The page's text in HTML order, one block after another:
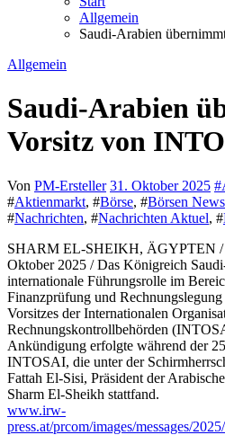
Allgemein
Saudi-Arabien
Allgemein
Saudi-Arabien
Vorsitz von
Von PM-Ersteller 31. Oktober 2025 #
#Aktienmarkt, #Börse, #Börsen News
#Nachrichten, #Nachrichten Aktuel, #
SHARM EL-SHEIKH, ÄGYPTEN /
Oktober 2025 / Das Königreich
internationale Führungsrolle im
Finanzprüfung und
Vorsitzes der Internationalen
Rechnungskontrollbehörden
Ankündigung erfolgte während der
INTOSAI, die unter der
Fattah El-Sisi, Präsident der
Sharm El-Sheikh stattfand.
www.irw-
press.at/prcom/images/messages/